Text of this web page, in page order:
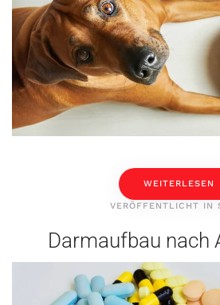
WEITERLESEN
VERÖFFENTLICHT IN
Darmaufbau nach